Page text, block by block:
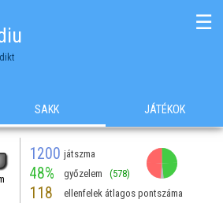
☰
SAKK JÁTÉKOK
1200 játszma
48% győzelem (578)
118 ellenfelek átlagos pontszáma